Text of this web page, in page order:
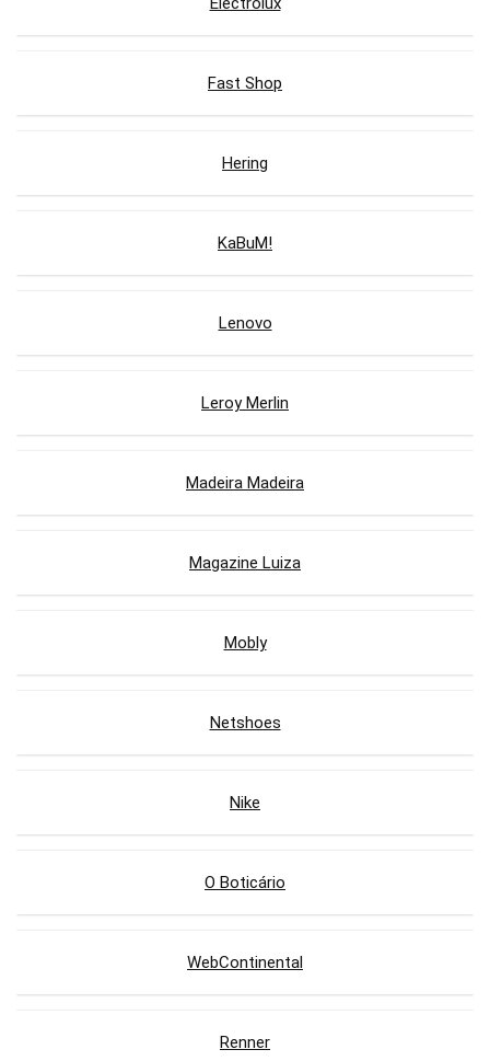
Fast Shop
Hering
KaBuM!
Lenovo
Leroy Merlin
Madeira Madeira
Magazine Luiza
Mobly
Netshoes
Nike
O Boticário
WebContinental
Renner